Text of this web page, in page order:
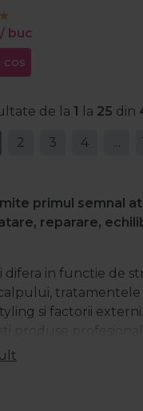
/ buc
cos
de la 1 la 25 din
2 3 4 ...
primul semnal
reparare,
difera in functie de
tratamentele
si factorii
concrete: